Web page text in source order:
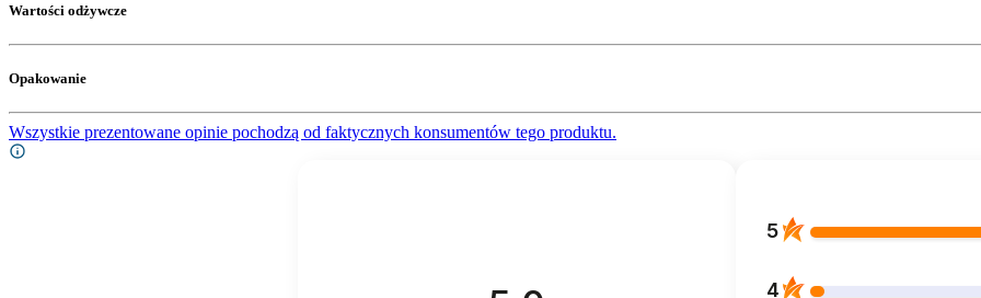
Wartości odżywcze
Opakowanie
Wszystkie prezentowane opinie pochodzą od faktycznych konsumentów tego produktu.
5
4